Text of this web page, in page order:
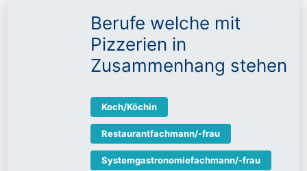
Berufe welche mit
Pizzerien in
Zusammenhang stehen
Koch/Köchin
Restaurantfachmann/-frau
Systemgastronomiefachmann/-frau